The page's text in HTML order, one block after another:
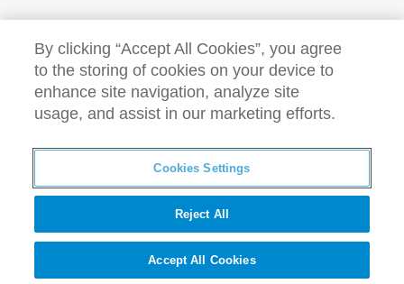
country
and
territory
Este sitio web brinda información general sobre Ferring en la
Argentina. Para mayor información sobre la compañía a nivel
global o sus productos en otros países, por favor dirigirse a
www.ferring.com | AR-CORP-2200001
©2022 Laboratorios Ferring S.A.
By clicking “Accept All Cookies”, you agree
to the storing of cookies on your device to
enhance site navigation, analyze site
usage, and assist in our marketing efforts.
Cookies Settings
Reject All
Accept All Cookies